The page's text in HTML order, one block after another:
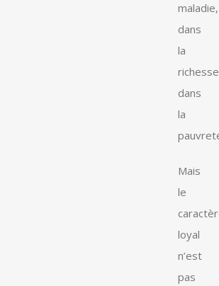
maladie,
dans
la
dans
la
Mais
le
loyal
n’est
pas